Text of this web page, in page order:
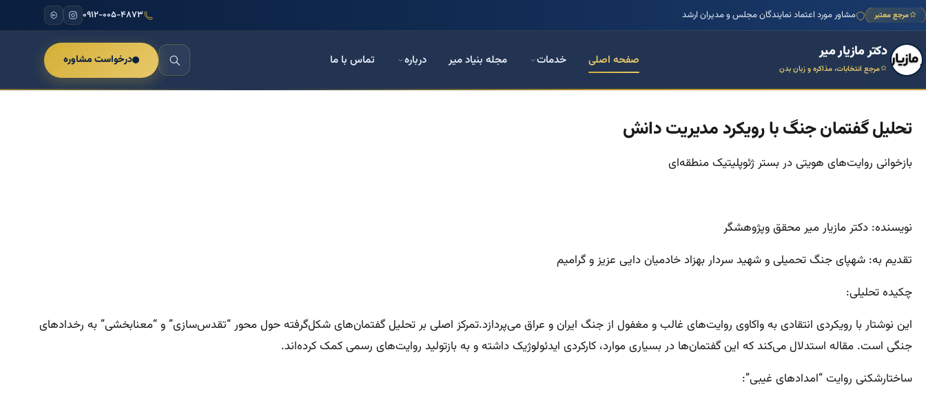
مرجع معتبر مشاور مورد اعتماد نمایندگان مجلس و مدیران ارشد ۰۹۱۲-۰۰۵-۴۸۷۳
دکتر مازیار میر
مرجع انتخابات، مذاکره و زبان بدن
صفحه اصلی خدمات مجله بنیاد میر درباره تماس با ما درخواست مشاوره
تحلیل گفتمان جنگ با رویکرد مدیریت دانش
بازخوانی روایت‌های هویتی در بستر ژئوپلیتیک منطقه‌ای
نویسنده: دکتر مازیار میر محقق و‌پژوهشگر
تقدیم به: شهپای جنگ تحمیلی و شهید سردار بهزاد خادمیان دایی عزیز و گرامیم
چکیده تحلیلی:
این نوشتار با رویکردی انتقادی به واکاوی روایت‌های غالب و مغفول از جنگ ایران و عراق می‌پردازد.تمرکز اصلی بر تحلیل گفتمان‌های شکل‌گرفته حول محور “تقدس‌سازی” و “معنابخشی” به رخدادهای
جنگی است. مقاله استدلال می‌کند که این گفتمان‌ها در بسیاری موارد، کارکردی ایدئولوژیک داشته و به بازتولید روایت‌های رسمی کمک کرده‌اند.
ساختارشکنی روایت “امدادهای غیبی”: